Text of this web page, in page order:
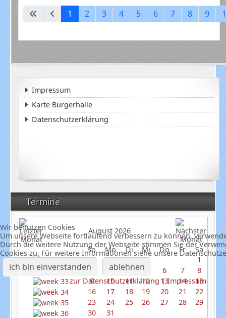
Termine
August 2026
So
Mo Di Mi Do Fr
Sa
1
2
3 4 5 6 7
8
9
10 11 12 13 14
15
16
17 18 19 20 21
22
23
24 25 26 27 28
29
30
31
1 2 3 4 5 6 7 8 9
Impressum
Karte Bürgerhalle
Datenschutzerklärung
Wir benutzen Cookies
Um unsere Webseite fortlaufend verbessern zu können,
Durch die weitere Nutzung der Webseite stimmen Sie der
Cookies zu. Für weitere Informationen siehe unsere
ich bin einverstanden ablehnen
zur Datenschutzerklärung |Impressum